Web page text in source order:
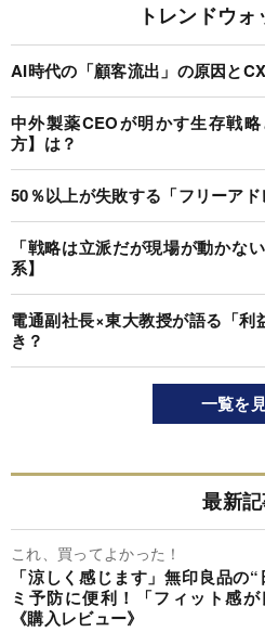
トレンドウォ
AI時代の「顧客流出」の原因と
中外製薬CEOが明かす生存戦
方】は？
50％以上が失敗する「フリーア
「戦略は立派だが現場が動かな
系】
電通副社長×東大教授が語る「利
き？
一覧を
最新
これ、買ってよかった！
「涼しく感じます」無印良品の
ミ予防に便利！「フィット感
《購入レビュー》